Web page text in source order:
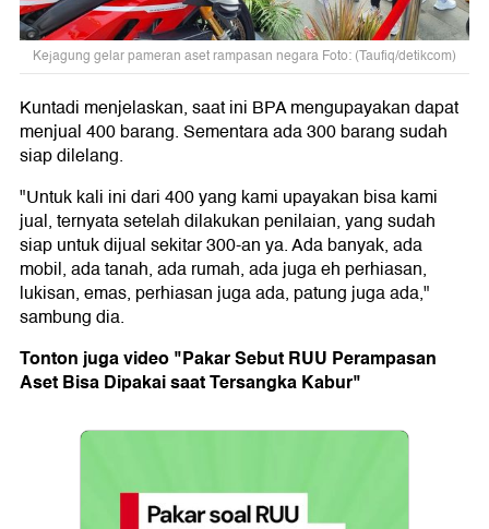
Kejagung gelar pameran aset rampasan negara Foto: (Taufiq/detikcom)
Kuntadi menjelaskan, saat ini BPA mengupayakan dapat
menjual 400 barang. Sementara ada 300 barang sudah
siap dilelang.
"Untuk kali ini dari 400 yang kami upayakan bisa kami
jual, ternyata setelah dilakukan penilaian, yang sudah
siap untuk dijual sekitar 300-an ya. Ada banyak, ada
mobil, ada tanah, ada rumah, ada juga eh perhiasan,
lukisan, emas, perhiasan juga ada, patung juga ada,"
sambung dia.
Tonton juga video "Pakar Sebut RUU Perampasan
Aset Bisa Dipakai saat Tersangka Kabur"